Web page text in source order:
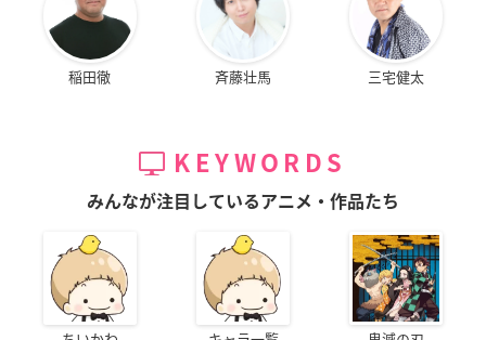
稲田徹 斉藤壮馬 三宅健太
KEYWORDS
みんなが注目しているアニメ・作品たち